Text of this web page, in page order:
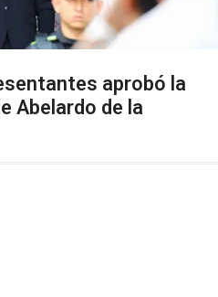
aprobó la
Abelardo de la